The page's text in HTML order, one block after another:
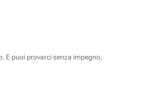
E puoi provarci senza impegno,